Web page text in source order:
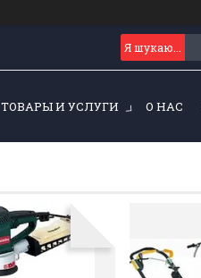
ТОВАРЫ И УСЛУГИ О НАС